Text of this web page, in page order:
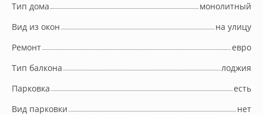
Тип дома
монолитный
Вид из окон
на улицу
Ремонт
евро
Тип балкона
лоджия
Парковка
есть
Вид парковки
нет